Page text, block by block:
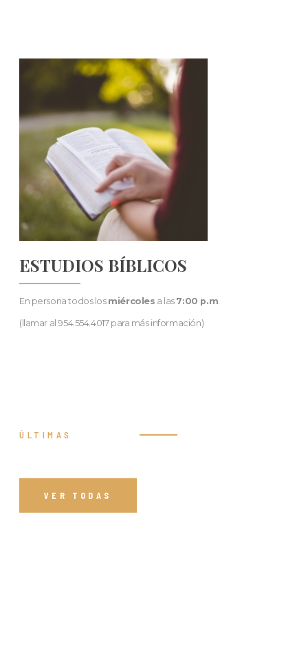
ESTUDIOS BÍBLICOS
En persona todos los miércoles a las 7:00 p.m.
(llamar al 954.554.4017 para más información)
ÚLTIMAS
VER TODAS